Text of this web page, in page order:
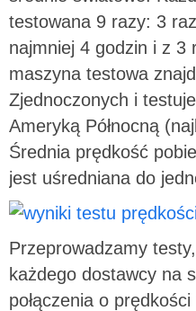
testowana 9 razy: 3
najmniej 4 godzin i z 3
maszyna testowa
Zjednoczonych i
Ameryką Północną
Średnia prędkość
jest uśredniana do
Przeprowadzamy
każdego dostawcy na
połączenia o